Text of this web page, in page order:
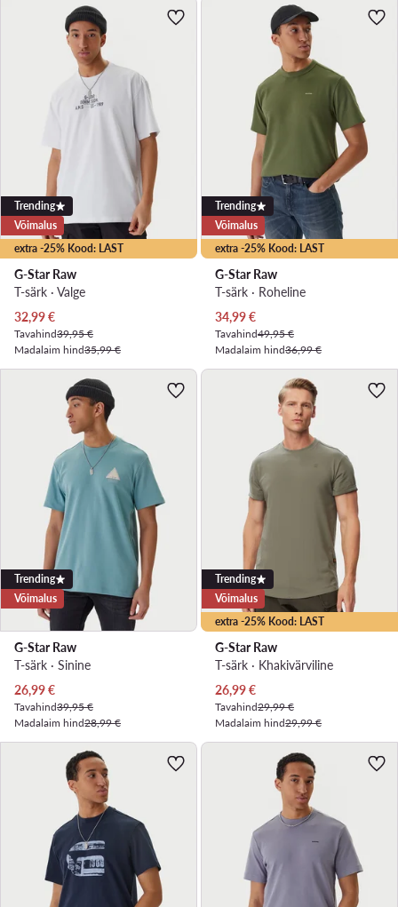
extra -25% Kood: LAST
Trending
Võimalus
G-Star Raw
T-särk · Valge
Praegune hind
32,99€
Tavahind39,95 €
Madalaim hind35,99 €
extra -25% Kood: LAST
Trending
Võimalus
G-Star Raw
T-särk · Roheline
Praegune hind
34,99€
Tavahind49,95 €
Madalaim hind36,99 €
Trending
Võimalus
G-Star Raw
T-särk · Sinine
Praegune hind
26,99€
Tavahind39,95 €
Madalaim hind28,99 €
extra -25% Kood: LAST
Trending
Võimalus
G-Star Raw
T-särk · Khakivärviline
Praegune hind
26,99€
Tavahind29,99 €
Madalaim hind29,99 €